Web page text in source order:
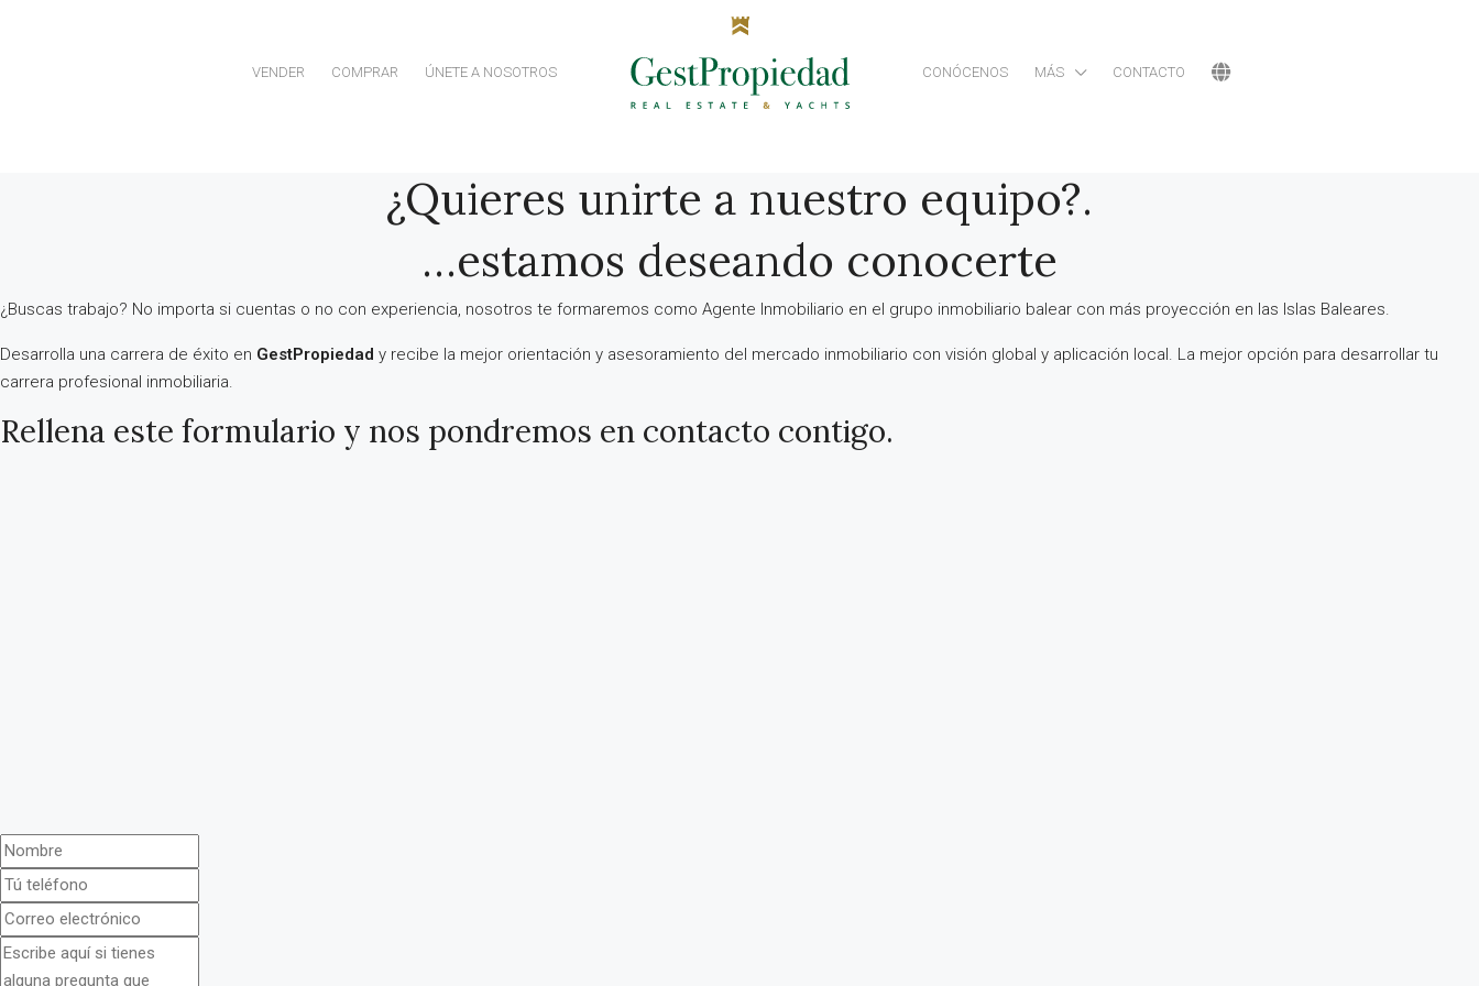
VENDER COMPRAR ÚNETE A NOSOTROS CONÓCENOS MÁS CONTACTO
¿Quieres unirte a nuestro equipo?.
…estamos deseando conocerte
¿Buscas trabajo? No importa si cuentas o no con experiencia, nosotros te formaremos como Agente Inmobiliario en el grupo inmobiliario balear con más proyección en las Islas Baleares.
Desarrolla una carrera de éxito en GestPropiedad y recibe la mejor orientación y asesoramiento del mercado inmobiliario con visión global y aplicación local. La mejor opción para desarrollar tu
carrera profesional inmobiliaria.
Rellena este formulario y nos pondremos en contacto contigo.